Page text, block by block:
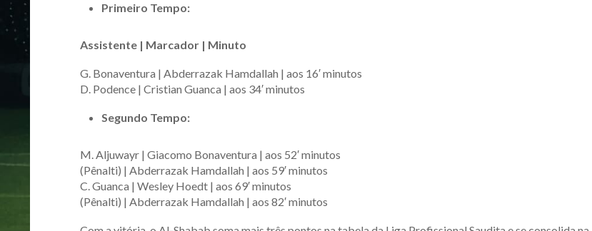
Primeiro Tempo:
Assistente | Marcador | Minuto
G. Bonaventura | Abderrazak Hamdallah | aos 16′ minutos
D. Podence | Cristian Guanca | aos 34′ minutos
Segundo Tempo:
M. Aljuwayr | Giacomo Bonaventura | aos 52′ minutos
(Pênalti) | Abderrazak Hamdallah | aos 59′ minutos
C. Guanca | Wesley Hoedt | aos 69′ minutos
(Pênalti) | Abderrazak Hamdallah | aos 82′ minutos